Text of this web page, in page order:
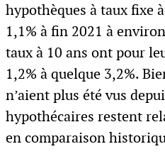
hypothèques à taux fixe
1,1% à fin 2021 à
taux à 10 ans ont pour
1,2% à quelque 3,2%.
n’aient plus été vus
hypothécaires restent
en comparaison